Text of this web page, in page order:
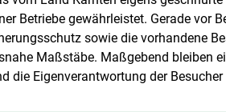
Betriebe gewährleistet. Gerade vor
sowie die vorhandene
Maßstäbe. Maßgebend bleiben
die Eigenverantwortung der